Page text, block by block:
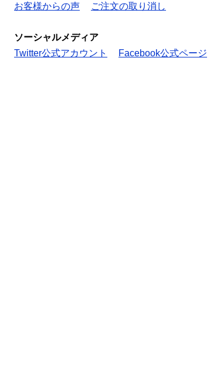
お客様からの声
ご注文の取り消し
ソーシャルメディア
Twitter公式アカウント
Facebook公式ページ